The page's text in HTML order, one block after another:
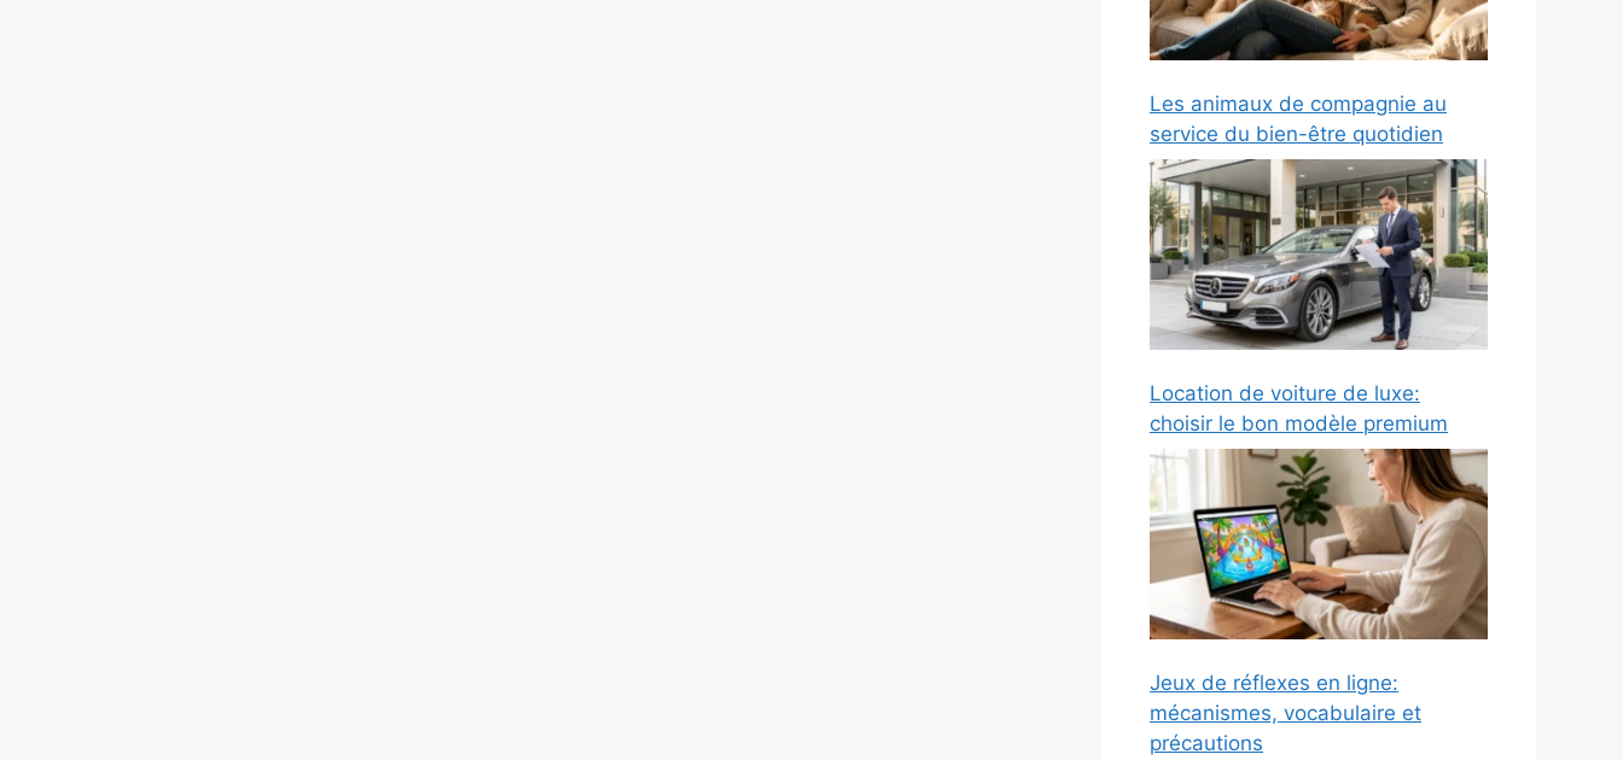
Les animaux de compagnie au
service du bien-être quotidien
Location de voiture de luxe:
choisir le bon modèle premium
Jeux de réflexes en ligne:
mécanismes, vocabulaire et
précautions